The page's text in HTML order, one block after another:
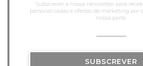
Subscrever a nossa newsletter para
personalizadas e ofertas de marketing por
nossa parte.
SUBSCREVER